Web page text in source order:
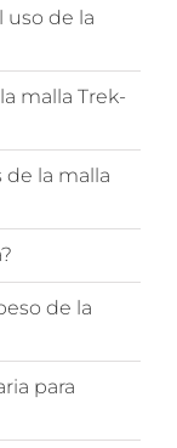
uso de la
malla Trek-
de la malla
de la
para